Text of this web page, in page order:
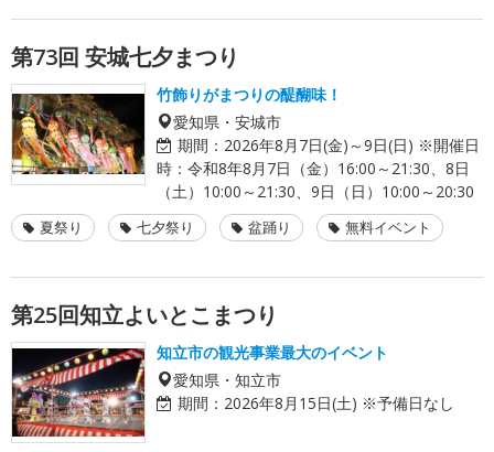
第73回 安城七夕まつり
竹飾りがまつりの醍醐味！
愛知県・安城市
期間： 2026年8月7日(金)～9日(日) ※開催日
時：令和8年8月7日（金）16:00～21:30、8日
（土）10:00～21:30、9日（日）10:00～20:30
夏祭り 七夕祭り 盆踊り 無料イベント
第25回知立よいとこまつり
知立市の観光事業最大のイベント
愛知県・知立市
期間： 2026年8月15日(土) ※予備日なし